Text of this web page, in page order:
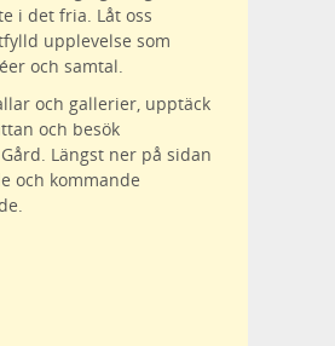
i det fria. Låt oss
upplevelse som
och samtal.
och gallerier, upptäck
och besök
Längst ner på sidan
och kommande